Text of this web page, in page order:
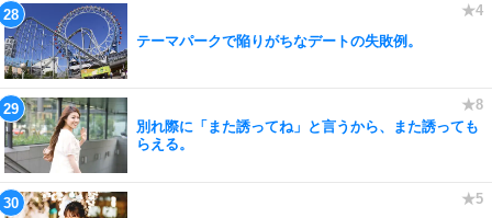
テーマパークで陥りがちなデートの失敗例。
別れ際に「また誘ってね」と言うから、また誘っても
らえる。